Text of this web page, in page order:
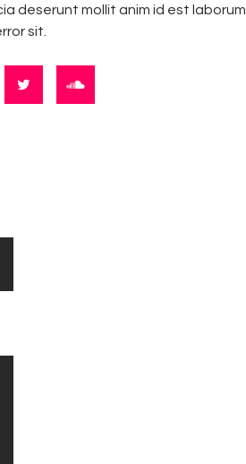
deserunt mollit anim id est
sit.